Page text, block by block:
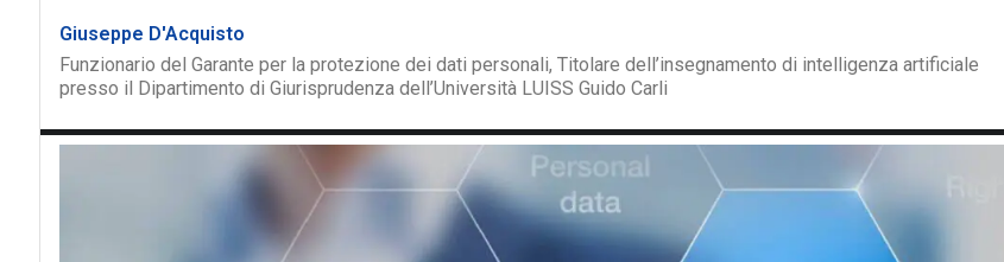
Giuseppe D'Acquisto
Funzionario del Garante per la protezione dei dati personali, Titolare dell’insegnamento di intelligenza artificiale
presso il Dipartimento di Giurisprudenza dell’Università LUISS Guido Carli